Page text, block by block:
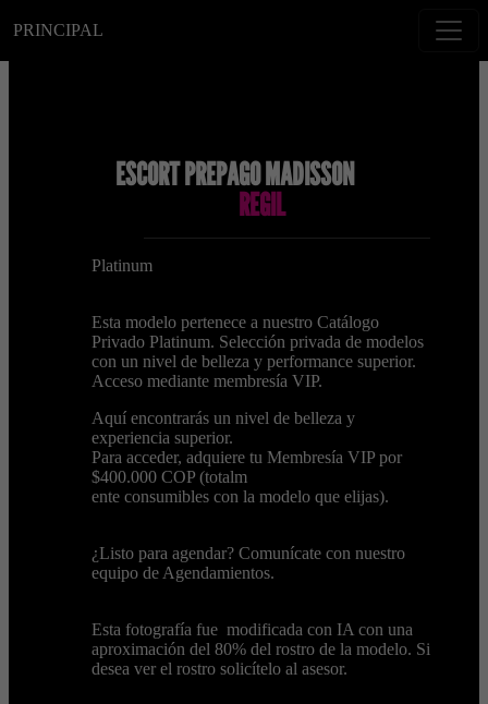
PRINCIPAL
ESCORT PREPAGO MADISSON
REGIL
Platinum
Esta modelo pertenece a nuestro Catálogo
Privado Platinum. Selección privada de modelos
con un nivel de belleza y performance superior.
Acceso mediante membresía VIP.
Aquí encontrarás un nivel de belleza y
experiencia superior.
Para acceder, adquiere tu Membresía VIP por
$400.000 COP (totalm
ente consumibles con la modelo que elijas).
¿Listo para agendar? Comunícate con nuestro
equipo de Agendamientos.
Esta fotografía fue modificada con IA con una
aproximación del 80% del rostro de la modelo. Si
desea ver el rostro solicítelo al asesor.